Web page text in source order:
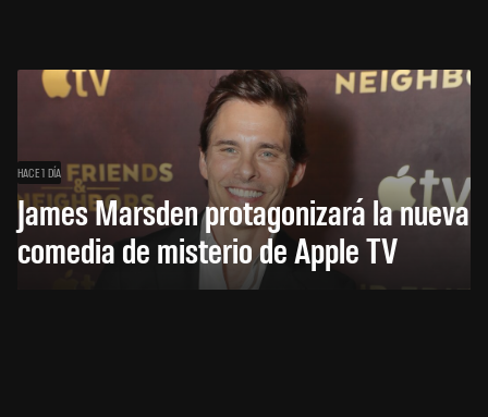
HACE 1 DÍA
James Marsden protagonizará la nueva
comedia de misterio de Apple TV